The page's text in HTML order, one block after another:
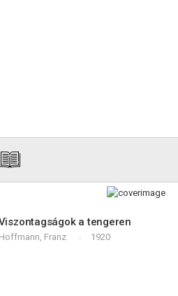
a tengeren
Hoffmann, Franz 1920